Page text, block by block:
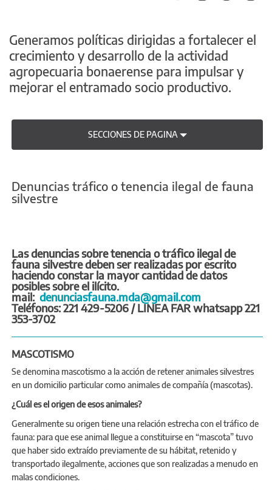
Generamos políticas dirigidas a fortalecer el
crecimiento y desarrollo de la actividad
agropecuaria bonaerense para impulsar y
mejorar el entramado socio productivo.
SECCIONES DE PAGINA
Denuncias tráfico o tenencia ilegal de fauna
silvestre
Las denuncias sobre tenencia o tráfico ilegal de
fauna silvestre deben ser realizadas por escrito
haciendo constar la mayor cantidad de datos
posibles sobre el ilícito.
mail: denunciasfauna.mda@gmail.com
Teléfonos: 221 429-5206 /LINEA FAR whatsapp 221
353-3702
MASCOTISMO
Se denomina mascotismo a la acción de retener animales silvestres
en un domicilio particular como animales de compañía (mascotas).
¿Cuál es el origen de esos animales?
Generalmente su origen tiene una relación estrecha con el tráfico de
fauna: para que ese animal llegue a constituirse en “mascota” tuvo
que haber sido extraído previamente de su hábitat, retenido y
transportado ilegalmente, acciones que son realizadas a menudo en
malas condiciones.